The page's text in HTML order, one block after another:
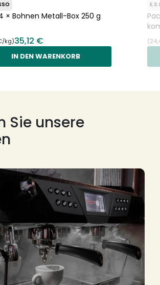
× Bohnen Metall-Box 250 g
kg)35,12 €
IN DEN WARENKORB
Sie unsere